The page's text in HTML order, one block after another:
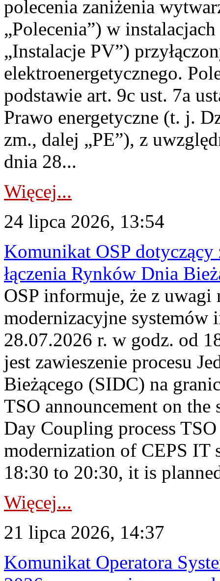
polecenia zaniżenia
„Polecenia”) w
„Instalacje PV”)
elektroenergetycznego.
podstawie art. 9c ust. 7a
Prawo energetyczne (t. j.
zm., dalej „PE”), z
dnia 28...
Więcej...
24 lipca 2026, 13:54
Komunikat OSP dotyczący
łączenia Rynków Dnia
OSP informuje, że z uwagi
modernizacyjne
28.07.2026 r. w godz. od
jest zawieszenie procesu
Bieżącego (SIDC) na
TSO announcement on
Day Coupling process
modernization of CEPS IT
18:30 to 20:30, it is
Więcej...
21 lipca 2026, 14:37
Komunikat Operatora